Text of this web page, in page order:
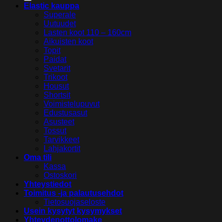
Elastic kauppa
Superale
Uutuudet
Lasten koot 110 – 160cm
Aikuisten koot
Topit
Paidat
Svetarit
Trikoot
Housut
Shortsit
Voimistelupuvut
Edustusasut
Asusteet
Tossut
Tarvikkeet
Lahjakortit
Oma tili
Kassa
Ostoskori
Yhteystiedot
Toimitus -ja palautusehdot
Tietosuojaseloste
Usein kysytyt kysymykset
Yhteydenottolomake